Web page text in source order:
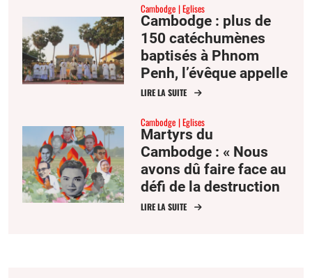
Cambodge Eglises
Cambodge : plus de
150 catéchumènes
baptisés à Phnom
Penh, l’évêque appelle
à prier pour la paix
LIRE LA SUITE
Cambodge Eglises
Martyrs du
Cambodge : « Nous
avons dû faire face au
défi de la destruction
des archives par les
LIRE LA SUITE